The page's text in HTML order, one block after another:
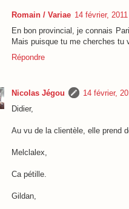
Romain / Variae 14 février,
En bon provincial, je connais
Mais puisque tu me cherches tu
Répondre
Nicolas Jégou
14 février,
Didier,
Au vu de la clientèle, elle prend
Melclalex,
Ca pétille.
Gildan,